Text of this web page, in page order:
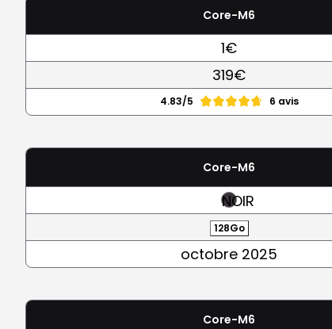
Core-M6
1€
319€
4.83/5 6 avis
Core-M6
NOIR
128Go
octobre 2025
Core-M6